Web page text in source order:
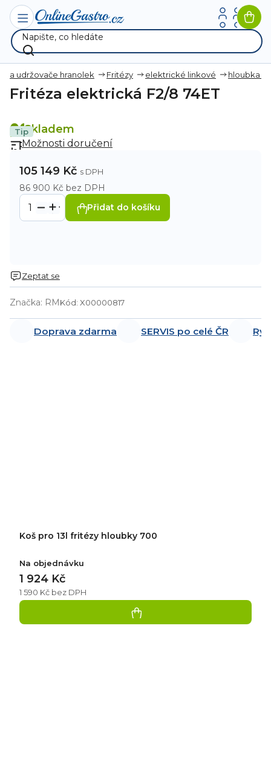
Přejít
obsah
a udržovače hranolek Fritézy elektrické linkové hloubka
Fritéza elektrická F2/8 74ET
Tip
Značka: RMKód: X00000817
Skladem
Možnosti doručení
105 149 Kč
86 900 Kč bez DPH
Přidat do košíku
Zeptat se
Doprava zdarma SERVIS po celé ČR
Koš pro 13l fritézy hloubky 700
Na objednávku
1 590 Kč bez DPH
1 924 Kč